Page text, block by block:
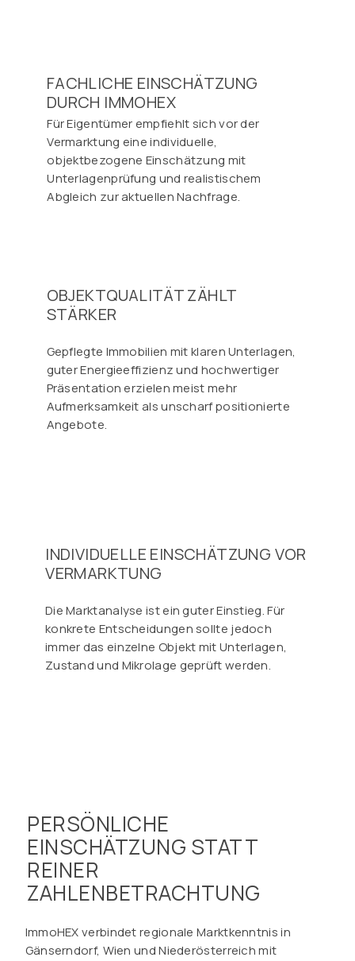
OBJEKTQUALITÄT ZÄHLT
STÄRKER
Gepflegte Immobilien mit klaren Unterlagen,
guter Energieeffizienz und hochwertiger
Präsentation erzielen meist mehr
Aufmerksamkeit als unscharf positionierte
Angebote.
INDIVIDUELLE EINSCHÄTZUNG VOR
VERMARKTUNG
Die Marktanalyse ist ein guter Einstieg. Für
konkrete Entscheidungen sollte jedoch
immer das einzelne Objekt mit Unterlagen,
Zustand und Mikrolage geprüft werden.
FACHLICHE EINSCHÄTZUNG
DURCH IMMOHEX
Für Eigentümer empfiehlt sich vor der
Vermarktung eine individuelle,
objektbezogene Einschätzung mit
Unterlagenprüfung und realistischem
Abgleich zur aktuellen Nachfrage.
PERSÖNLICHE
EINSCHÄTZUNG STATT
REINER
ZAHLENBETRACHTUNG
ImmoHEX verbindet regionale Marktkenntnis in
Gänserndorf, Wien und Niederösterreich mit